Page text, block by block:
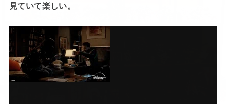
見ていて楽しい。